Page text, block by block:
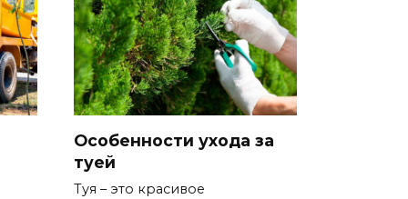
Особенности ухода за
туей
Туя – это красивое